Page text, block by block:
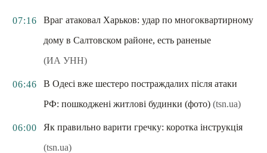
07:16
Враг атаковал Харьков: удар по многоквартирному
дому в Салтовском районе, есть раненые
(ИА УНН)
06:46
В Одесі вже шестеро постраждалих після атаки
РФ: пошкоджені житлові будинки (фото) (tsn.ua)
06:00
Як правильно варити гречку: коротка інструкція
(tsn.ua)